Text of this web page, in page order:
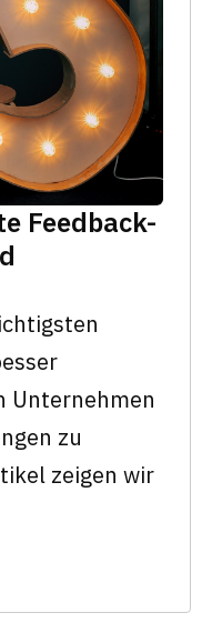
Feedback-
Unternehmen
zu
zeigen wir